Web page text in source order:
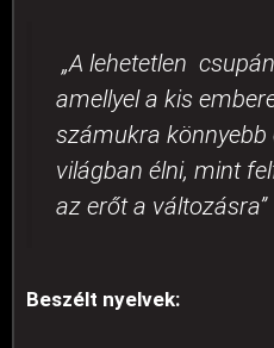
„A lehetetlen
amellyel a kis
számukra könnyebb
világban élni, mint
az erőt a változásra”
Beszélt nyelvek: